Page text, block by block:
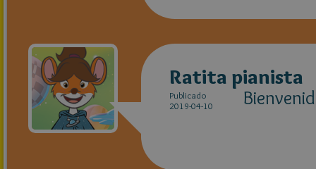
Ratita pianista
Publicado
2019-04-10